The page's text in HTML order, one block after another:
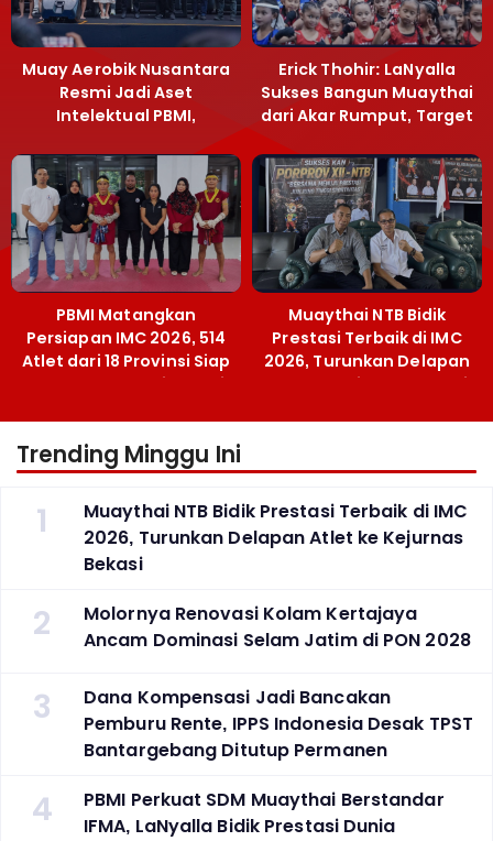
Muay Aerobik Nusantara
Resmi Jadi Aset
Intelektual PBMI,
Terobosan Bangun
Grassroots
Erick Thohir: LaNyalla
Sukses Bangun Muaythai
dari Akar Rumput, Target
PBMI Matangkan
Persiapan IMC 2026, 514
Atlet dari 18 Provinsi Siap
Berlaga Besok di Bekasi
Muaythai NTB Bidik
Prestasi Terbaik di IMC
2026, Turunkan Delapan
Atlet ke Kejurnas Bekasi
Trending Minggu Ini
1
Muaythai NTB Bidik Prestasi Terbaik di IMC
2026, Turunkan Delapan Atlet ke Kejurnas
Bekasi
2
Molornya Renovasi Kolam Kertajaya
Ancam Dominasi Selam Jatim di PON 2028
3
Dana Kompensasi Jadi Bancakan
Pemburu Rente, IPPS Indonesia Desak TPST
Bantargebang Ditutup Permanen
4
PBMI Perkuat SDM Muaythai Berstandar
IFMA, LaNyalla Bidik Prestasi Dunia